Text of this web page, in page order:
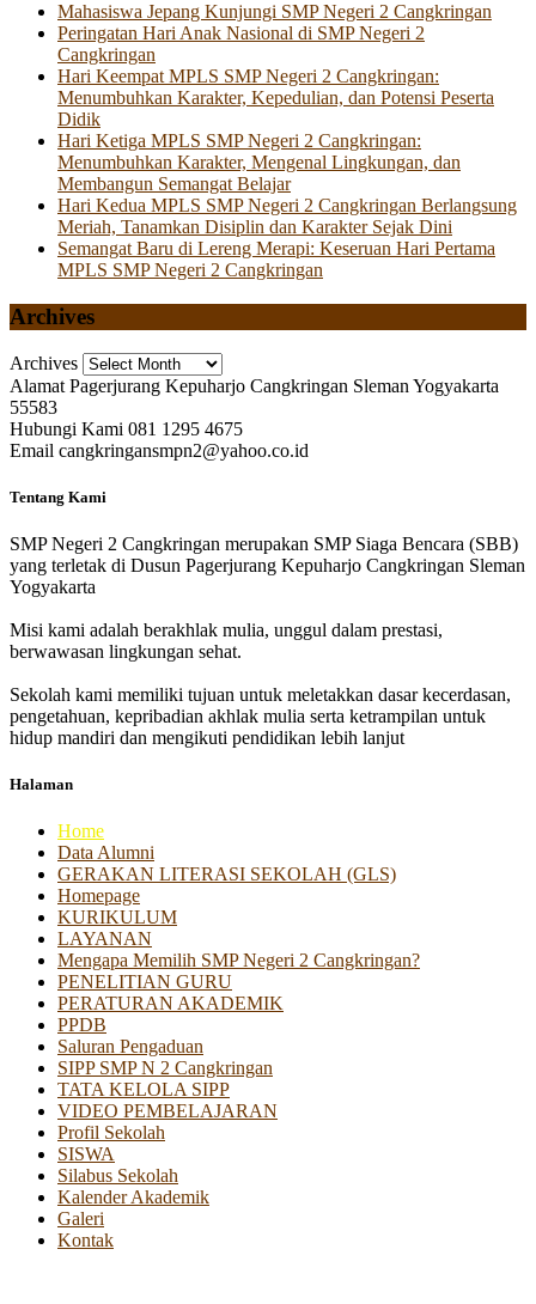
Mahasiswa Jepang Kunjungi SMP Negeri 2 Cangkringan
Peringatan Hari Anak Nasional di SMP Negeri 2
Cangkringan
Hari Keempat MPLS SMP Negeri 2 Cangkringan:
Menumbuhkan Karakter, Kepedulian, dan Potensi Peserta
Didik
Hari Ketiga MPLS SMP Negeri 2 Cangkringan:
Menumbuhkan Karakter, Mengenal Lingkungan, dan
Membangun Semangat Belajar
Hari Kedua MPLS SMP Negeri 2 Cangkringan Berlangsung
Meriah, Tanamkan Disiplin dan Karakter Sejak Dini
Semangat Baru di Lereng Merapi: Keseruan Hari Pertama
MPLS SMP Negeri 2 Cangkringan
Archives
Archives
Alamat Pagerjurang Kepuharjo Cangkringan Sleman Yogyakarta
55583
Hubungi Kami 081 1295 4675
Email cangkringansmpn2@yahoo.co.id
Tentang Kami
SMP Negeri 2 Cangkringan merupakan SMP Siaga Bencara (SBB)
yang terletak di Dusun Pagerjurang Kepuharjo Cangkringan Sleman
Yogyakarta
Misi kami adalah berakhlak mulia, unggul dalam prestasi,
berwawasan lingkungan sehat.
Sekolah kami memiliki tujuan untuk meletakkan dasar kecerdasan,
pengetahuan, kepribadian akhlak mulia serta ketrampilan untuk
hidup mandiri dan mengikuti pendidikan lebih lanjut
Halaman
Home
Data Alumni
GERAKAN LITERASI SEKOLAH (GLS)
Homepage
KURIKULUM
LAYANAN
Mengapa Memilih SMP Negeri 2 Cangkringan?
PENELITIAN GURU
PERATURAN AKADEMIK
PPDB
Saluran Pengaduan
SIPP SMP N 2 Cangkringan
TATA KELOLA SIPP
VIDEO PEMBELAJARAN
Profil Sekolah
SISWA
Silabus Sekolah
Kalender Akademik
Galeri
Kontak